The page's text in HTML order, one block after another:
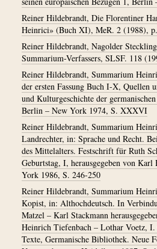
Reiner Hildebrandt, Die Florentiner
Heinrici» (Buch XI), MeR. 2 (1988),
Reiner Hildebrandt, Nagolder
Summarium-Verfassers, SLSF. 118
Reiner Hildebrandt, Summarium
der ersten Fassung Buch I-X, Quellen
und Kulturgeschichte der
Berlin – New York 1974, S. XXXVI
Reiner Hildebrandt, Summarium
Landrechter, in: Sprache und Recht.
des Mittelalters. Festschrift für Ruth
Geburtstag, I, herausgegeben von
York 1986, S. 246-250
Reiner Hildebrandt, Summarium
Kopist, in: Althochdeutsch. In
Matzel – Karl Stackmann
Heinrich Tiefenbach – Lothar Voetz,
Texte, Germanische Bibliothek. Neue